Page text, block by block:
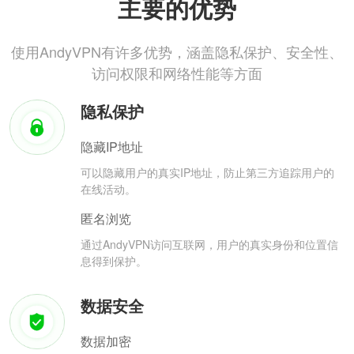
主要的优势
使用AndyVPN有许多优势，涵盖隐私保护、安全性、
访问权限和网络性能等方面
隐私保护
隐藏IP地址
可以隐藏用户的真实IP地址，防止第三方追踪用户的
在线活动。
匿名浏览
通过AndyVPN访问互联网，用户的真实身份和位置信
息得到保护。
数据安全
数据加密